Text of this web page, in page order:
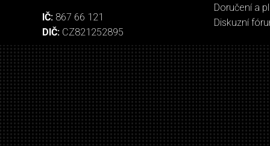
IČ: 867 66 121
DIČ: CZ821252895
Doručení a
Diskuzní